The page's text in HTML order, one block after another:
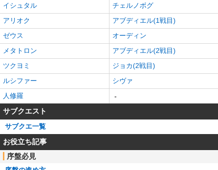
イシュタル
チェルノボグ
アリオク
アブディエル(1戦目)
ゼウス
オーディン
メタトロン
アブディエル(2戦目)
ツクヨミ
ジョカ(2戦目)
ルシファー
シヴァ
人修羅
-
サブクエスト
サブクエ一覧
お役立ち記事
序盤必見